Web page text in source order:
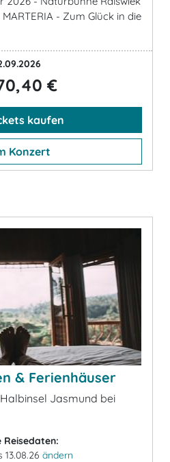
MARTERIA - Zum Glück in die
€
kaufen
Konzert
& Ferienhäuser
Jasmund bei
Reisedaten:
13.08.26 ändern